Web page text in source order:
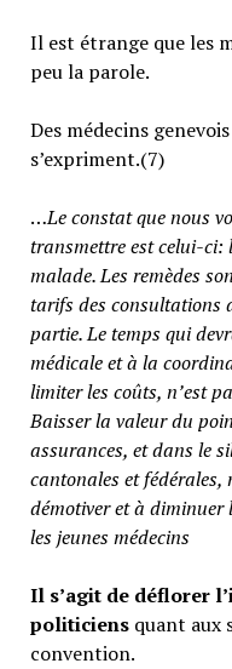
Il est étrange que les
peu la parole.
Des médecins
s’expriment.(7)
…Le constat que nous
transmettre est celui-ci:
malade. Les remèdes
tarifs des consultations
partie.Le temps qui
médicale et à la
limiter les coûts, n’est
Baisser la valeur du
assurances, et dans le
cantonales et fédérales,
démotiver et à
les jeunes médecins
Il s’agit de déflorer
politiciensquant aux
convention.